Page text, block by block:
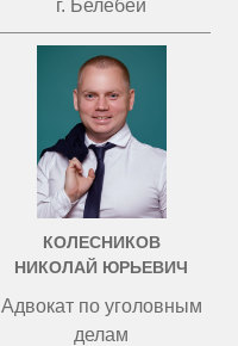
г. Белебей
КОЛЕСНИКОВ
НИКОЛАЙ ЮРЬЕВИЧ
Адвокат по уголовным
делам